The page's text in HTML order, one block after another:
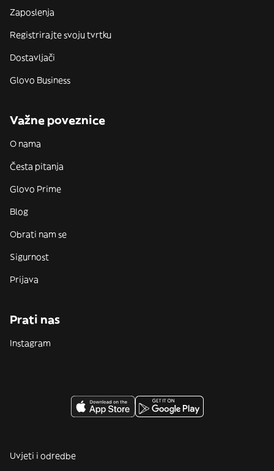
Zaposlenja
Registrirajte svoju tvrtku
Dostavljači
Glovo Business
Važne poveznice
O nama
Česta pitanja
Glovo Prime
Blog
Obrati nam se
Sigurnost
Prijava
Prati nas
Instagram
Uvjeti i odredbe